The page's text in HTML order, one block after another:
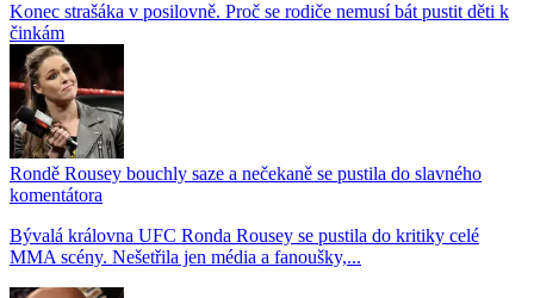
Konec strašáka v posilovně. Proč se rodiče nemusí bát pustit děti k
činkám
Rondě Rousey bouchly saze a nečekaně se pustila do slavného
komentátora
Bývalá královna UFC Ronda Rousey se pustila do kritiky celé
MMA scény. Nešetřila jen média a fanoušky,...